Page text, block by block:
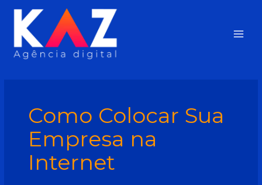
conteúdo
Como Colocar Sua
Empresa na
Internet